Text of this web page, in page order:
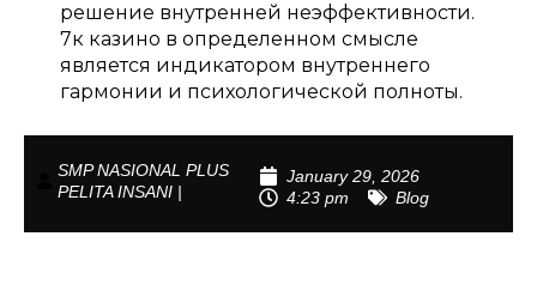
решение внутренней неэффективности.
7к казино в определенном смысле
является индикатором внутреннего
гармонии и психологической полноты.
SMP NASIONAL PLUS
PELITA INSANI |
January 29, 2026
4:23 pm
Blog